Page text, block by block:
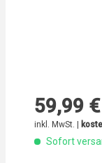
59,99
inkl. MwSt. |
Sofort